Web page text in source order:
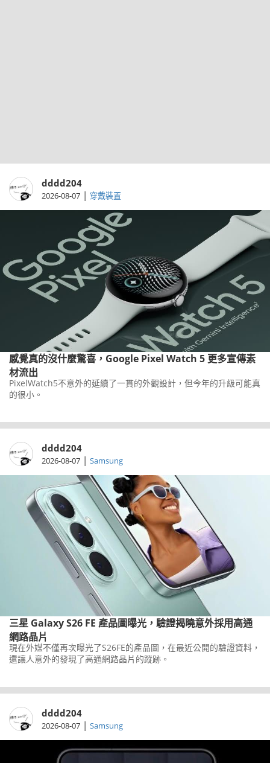
dddd204
2026-08-07 | 穿戴裝置
感覺真的沒什麼驚喜，Google Pixel Watch 5 更多宣傳素
材流出
PixelWatch5不意外的延續了一貫的外觀設計，但今年的升級可能真
的很小。
dddd204
2026-08-07 | Samsung
三星 Galaxy S26 FE 產品圖曝光，驗證揭曉意外採用高通
網路晶片
現在外媒不僅再次曝光了S26FE的產品圖，在最近公開的驗證資料，
還讓人意外的發現了高通網路晶片的蹤跡。
dddd204
2026-08-07 | Samsung